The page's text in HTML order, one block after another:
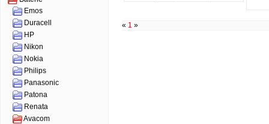
Emos
Duracell
HP
Nikon
Nokia
Philips
Panasonic
Patona
Renata
Avacom
« 1 »